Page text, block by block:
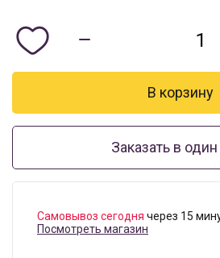
Заказать в
Самовывоз сегодня через 15
Посмотреть магазин